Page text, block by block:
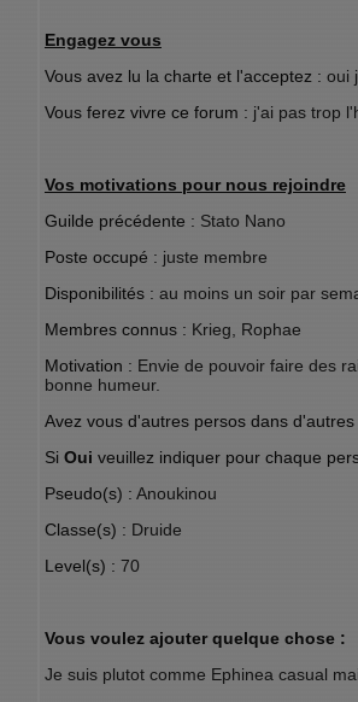
Engagez vous
Vous avez lu la charte et l'acceptez : oui
Vous ferez vivre ce forum : j'ai pas trop
Vos motivations pour nous rejoindre
Guilde précédente : Stato Nano
Poste occupé : juste membre
Disponibilités : au moins un soir par
Membres connus : Krieg, Rophae
Motivation : Envie de pouvoir faire des
bonne humeur.
Avez vous d'autres persos dans d'autres
Si Oui veuillez indiquer pour chaque
Pseudo(s) : Anoukinou
Classe(s) : Druide
Level(s) : 70
Vous voulez ajouter quelque chose :
Je suis plutot comme Ephinea casual